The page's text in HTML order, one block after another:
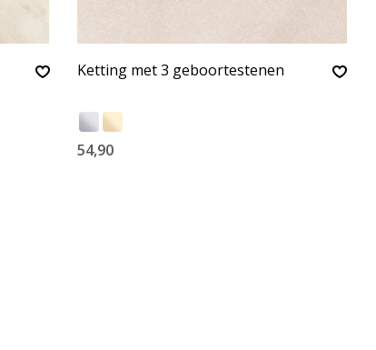
Ketting met 3 geboortestenen
54,90